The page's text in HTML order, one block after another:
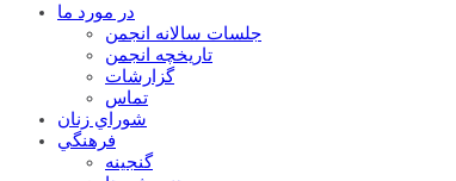
در مورد ما
جلسات سالانه انجمن
تاریخچه انجمن
گزارشات
تماس
شوراي زنان
فرهنگي
گنجينه